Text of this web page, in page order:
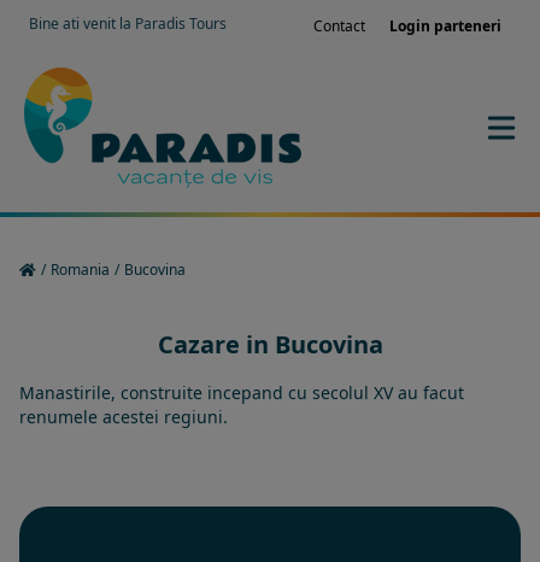
Bine ati venit la Paradis Tours Contact Login parteneri
/ Romania / Bucovina
Cazare in Bucovina
Manastirile, construite incepand cu secolul XV au facut
renumele acestei regiuni.